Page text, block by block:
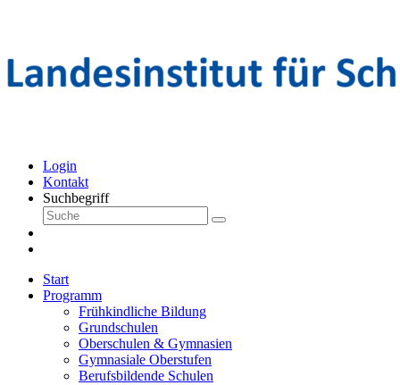
Login
Kontakt
Suchbegriff
Start
Programm
Frühkindliche Bildung
Grundschulen
Oberschulen & Gymnasien
Gymnasiale Oberstufen
Berufsbildende Schulen